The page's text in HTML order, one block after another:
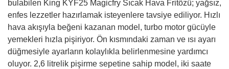
bulabilen King KYF25 Magicfry Sıcak Hava Fritözü; yağsız,
enfes lezzetler hazırlamak isteyenlere tavsiye ediliyor. Hızlı
hava akışıyla beğeni kazanan model, turbo motor gücüyle
yemekleri hızla pişiriyor. Ön kısmındaki zaman ve ısı ayarı
düğmesiyle ayarların kolaylıkla belirlenmesine yardımcı
oluyor. 2,6 litrelik pişirme sepetine sahip model, iki saate